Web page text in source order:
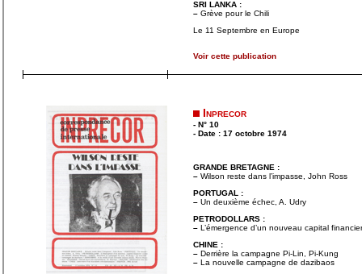
SRI LANKA :
– Grève pour le Chili
Le 11 Septembre en Europe
Voir cette publication
Inprecor
- N° 10
- Date : 17 octobre 1974
GRANDE BRETAGNE :
– Wilson reste dans l’impasse, John Ross
PORTUGAL :
– Un deuxième échec, A. Udry
PETRODOLLARS :
– L’émergence d’un nouveau capital
CHINE :
– Derrière la campagne Pi-Lin, Pi-Kung
– La nouvelle campagne de dazibaos